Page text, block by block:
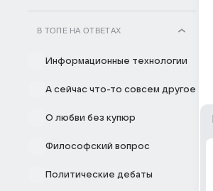
В ТОПЕ НА ОТВЕТАХ
Информационные технологии
А сейчас что-то совсем другое
О любви без купюр
Философский вопрос
Политические дебаты